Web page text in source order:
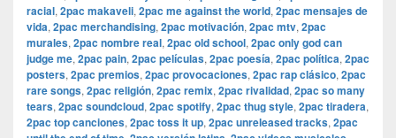
racial, 2pac makaveli, 2pac me against the world, 2pac mensajes de
vida, 2pac merchandising, 2pac motivación, 2pac mtv, 2pac
murales, 2pac nombre real, 2pac old school, 2pac only god can
judge me, 2pac pain, 2pac películas, 2pac poesía, 2pac política, 2pac
posters, 2pac premios, 2pac provocaciones, 2pac rap clásico, 2pac
rare songs, 2pac religión, 2pac remix, 2pac rivalidad, 2pac so many
tears, 2pac soundcloud, 2pac spotify, 2pac thug style, 2pac tiradera,
2pac top canciones, 2pac toss it up, 2pac unreleased tracks, 2pac